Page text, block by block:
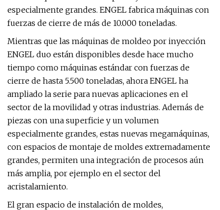
especialmente grandes. ENGEL fabrica máquinas con
fuerzas de cierre de más de 10.000 toneladas.
Mientras que las máquinas de moldeo por inyección
ENGEL duo están disponibles desde hace mucho
tiempo como máquinas estándar con fuerzas de
cierre de hasta 5.500 toneladas, ahora ENGEL ha
ampliado la serie para nuevas aplicaciones en el
sector de la movilidad y otras industrias. Además de
piezas con una superficie y un volumen
especialmente grandes, estas nuevas megamáquinas,
con espacios de montaje de moldes extremadamente
grandes, permiten una integración de procesos aún
más amplia, por ejemplo en el sector del
acristalamiento.
El gran espacio de instalación de moldes,